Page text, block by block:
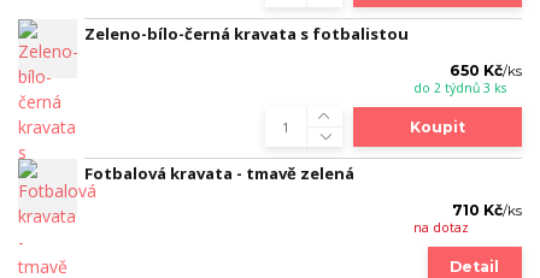
Zeleno-bílo-černá kravata s fotbalistou
650 Kč/ks
do 2 týdnů 3 ks
Koupit
Fotbalová kravata - tmavě zelená
710 Kč/ks
na dotaz
Detail